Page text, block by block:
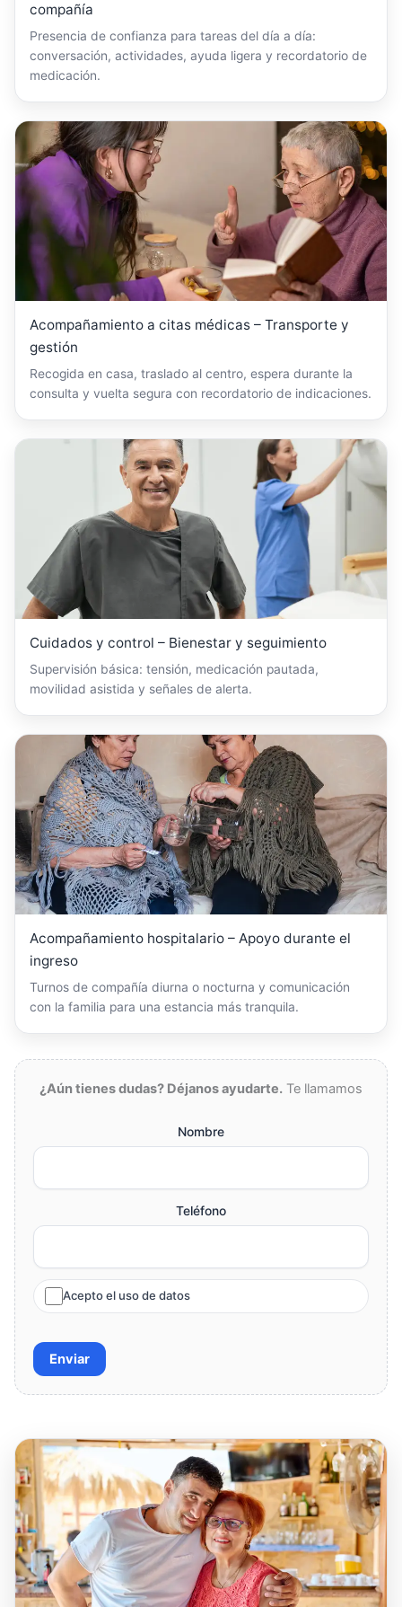
compañía
Presencia de confianza para tareas del día a día:
conversación, actividades, ayuda ligera y recordatorio de
medicación.
Acompañamiento a citas médicas – Transporte y
gestión
Recogida en casa, traslado al centro, espera durante la
consulta y vuelta segura con recordatorio de indicaciones.
Cuidados y control – Bienestar y seguimiento
Supervisión básica: tensión, medicación pautada,
movilidad asistida y señales de alerta.
Acompañamiento hospitalario – Apoyo durante el
ingreso
Turnos de compañía diurna o nocturna y comunicación
con la familia para una estancia más tranquila.
¿Aún tienes dudas? Déjanos ayudarte. Te llamamos
Nombre
Teléfono
Acepto el uso de datos
Enviar